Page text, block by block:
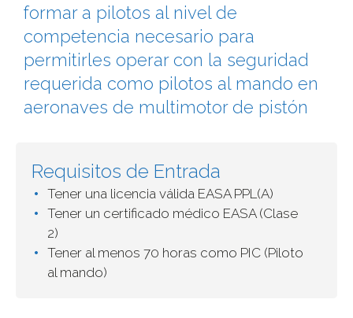
formar a pilotos al nivel de
competencia necesario para
permitirles operar con la seguridad
requerida como pilotos al mando en
aeronaves de multimotor de pistón
Requisitos de Entrada
Tener una licencia válida EASA PPL(A)
Tener un certificado médico EASA (Clase
2)
Tener al menos 70 horas como PIC (Piloto
al mando)